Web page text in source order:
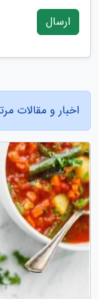
ارسال
اخبار و مقالات